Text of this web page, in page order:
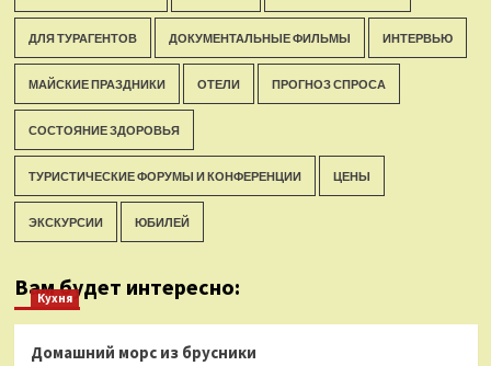
ДЛЯ ТУРАГЕНТОВ ДОКУМЕНТАЛЬНЫЕ ФИЛЬМЫ ИНТЕРВЬЮ
МАЙСКИЕ ПРАЗДНИКИ ОТЕЛИ ПРОГНОЗ СПРОСА
СОСТОЯНИЕ ЗДОРОВЬЯ
ТУРИСТИЧЕСКИЕ ФОРУМЫ И КОНФЕРЕНЦИИ ЦЕНЫ
ЭКСКУРСИИ ЮБИЛЕЙ
Вам будет интересно:
Кухня
Домашний морс из брусники